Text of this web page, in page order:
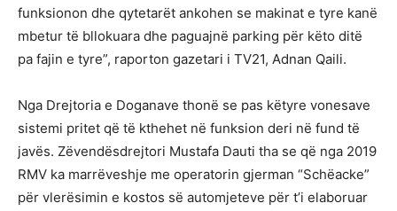
funksionon dhe qytetarët ankohen se makinat e tyre kanë
mbetur të bllokuara dhe paguajnë parking për këto ditë
pa fajin e tyre”, raporton gazetari i TV21, Adnan Qaili.
Nga Drejtoria e Doganave thonë se pas këtyre vonesave
sistemi pritet që të kthehet në funksion deri në fund të
javës. Zëvendësdrejtori Mustafa Dauti tha se që nga 2019
RMV ka marrëveshje me operatorin gjerman “Schëacke”
për vlerësimin e kostos së automjeteve për t’i elaboruar